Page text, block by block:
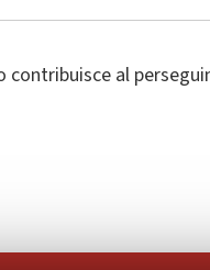
contribuisce al